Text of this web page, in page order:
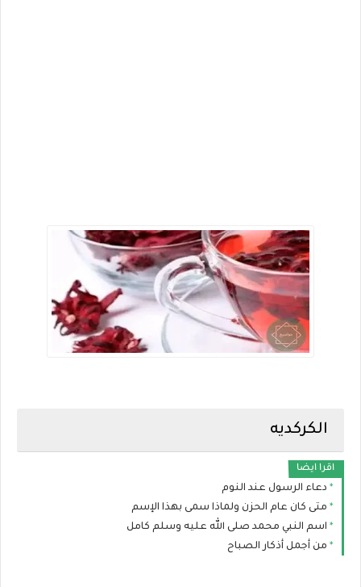
الكركديه
اقرا ايضا
دعاء الرسول عند النوم
متى كان عام الحزن ولماذا سمى بهذا الإسم
اسم النبي محمد صلى الله عليه وسلم كامل
من أجمل أذكار الصباح